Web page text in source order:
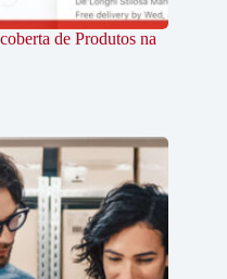
de Produtos na